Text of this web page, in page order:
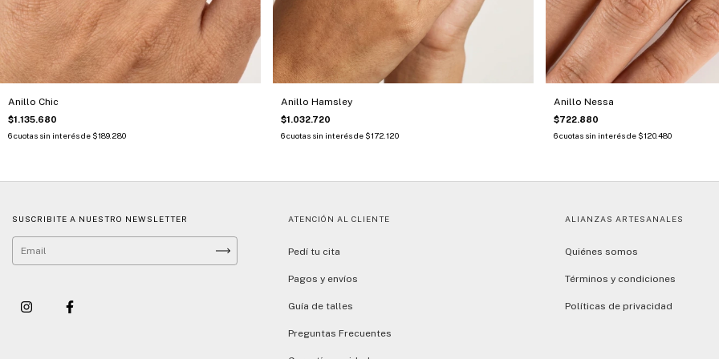
Anillo Chic
$1.135.680
6cuotas sin interés de $189.280
Anillo Hamsley
$1.032.720
6cuotas sin interés de $172.120
Anillo Nessa
$722.880
6 cuotas sin interés de $120.480
SUSCRIBITE A NUESTRO NEWSLETTER ATENCIÓN AL CLIENTE
Pedí tu cita
Pagos y envíos
Guía de talles
Preguntas Frecuentes
ALIANZAS ARTESANALES
Quiénes somos
Términos y condiciones
Políticas de privacidad